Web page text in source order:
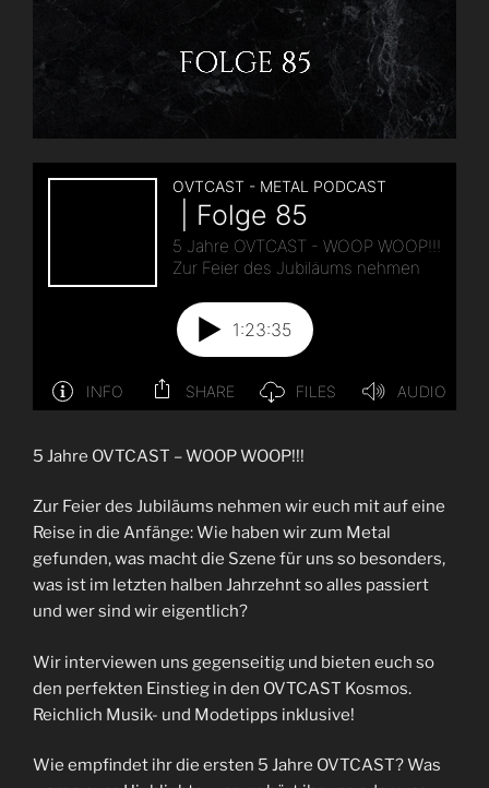
5 Jahre OVTCAST – WOOP WOOP!!!
Zur Feier des Jubiläums nehmen wir euch mit auf eine
Reise in die Anfänge: Wie haben wir zum Metal
gefunden, was macht die Szene für uns so besonders,
was ist im letzten halben Jahrzehnt so alles passiert
und wer sind wir eigentlich?
Wir interviewen uns gegenseitig und bieten euch so
den perfekten Einstieg in den OVTCAST Kosmos.
Reichlich Musik- und Modetipps inklusive!
Wie empfindet ihr die ersten 5 Jahre OVTCAST? Was